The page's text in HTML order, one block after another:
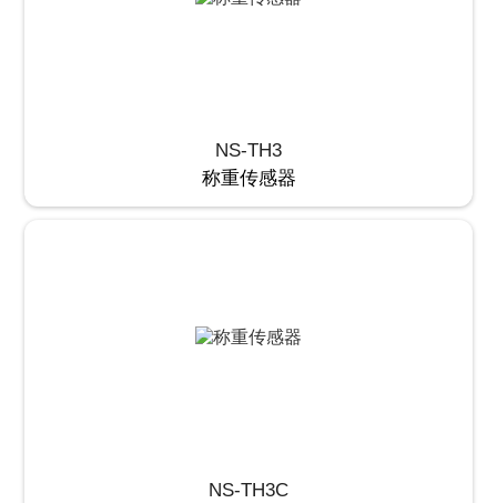
NS-TH3
称重传感器
NS-TH3C